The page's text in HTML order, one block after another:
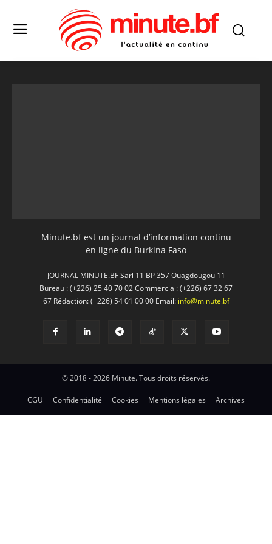
Minute.bf est un journal d’information continu
en ligne du Burkina Faso
JOURNAL MINUTE.BF Sarl 11 BP 357 Ouagdougou 11
Bureau : (+226) 25 40 70 02 Commercial: (+226) 67 32 67
67 Rédaction: (+226) 54 01 00 00 Email: info@minute.bf
© 2018 - 2026 Minute. Tous droits réservés.
CGU Confidentialité Cookies Mentions légales Archives